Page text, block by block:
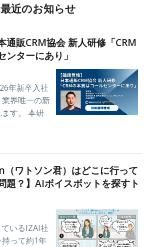
最近のお知らせ
通販CRM協会 新人研修「CRM
ンターにあり」
年新卒入社
界唯一の新
す。 本研
（ワトソン君）はどこに行って
題？】AIボイスボットを探すト
いるIZAI社
って約1年